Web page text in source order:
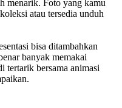
menarik. Foto yang kamu
atau tersedia unduh
bisa ditambahkan
banyak memakai
tertarik bersama animasi